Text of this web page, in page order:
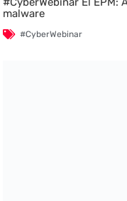
malware
#CyberWebinar